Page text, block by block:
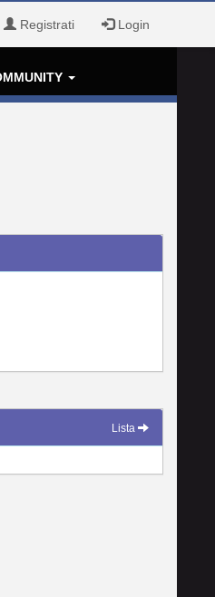
Registrati Login
Lista